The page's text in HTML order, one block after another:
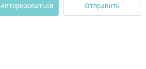
Авторизоваться Отправить